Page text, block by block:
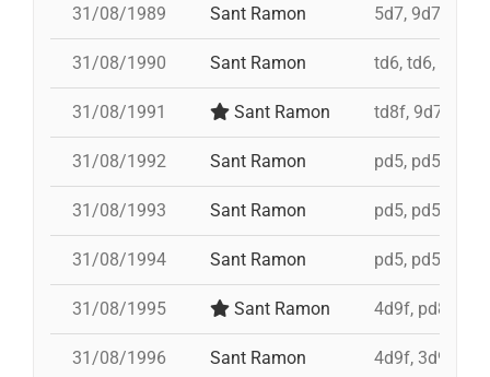
31/08/1989 Sant Ramon 5d7, 9d7, 4d8
31/08/1990 Sant Ramon td6, td6, id
31/08/1991 Sant Ramon td8f, 9d7, 5d7,
31/08/1992 Sant Ramon pd5, pd5, pd5,
31/08/1993 Sant Ramon pd5, pd5, pd5,
31/08/1994 Sant Ramon pd5, pd5, pd5,
31/08/1995 Sant Ramon 4d9f, pd8fmc,
31/08/1996 Sant Ramon 4d9f, 3d9f,